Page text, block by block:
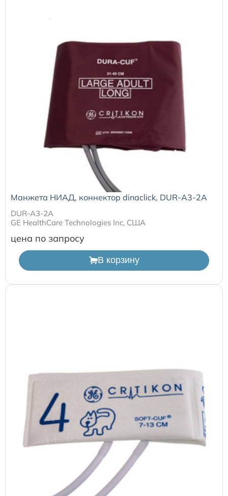
Манжета НИАД, коннектор dinaclick, DUR-A3-2A
DUR-A3-2A
GE HealthCare Technologies Inc, США
цена по запросу
В корзину